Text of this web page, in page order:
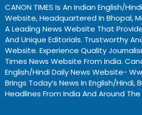
CANON TIMES Is An Indian English/
Website, Headquartered In Bhopal,
A Leading News Website That
And Unique Editorials. Trustworthy
Website. Experience Quality
Times News Website From India.
English/Hindi Daily News Website-
Brings Today’s News In English/Hindi,
Headlines From India And Around The